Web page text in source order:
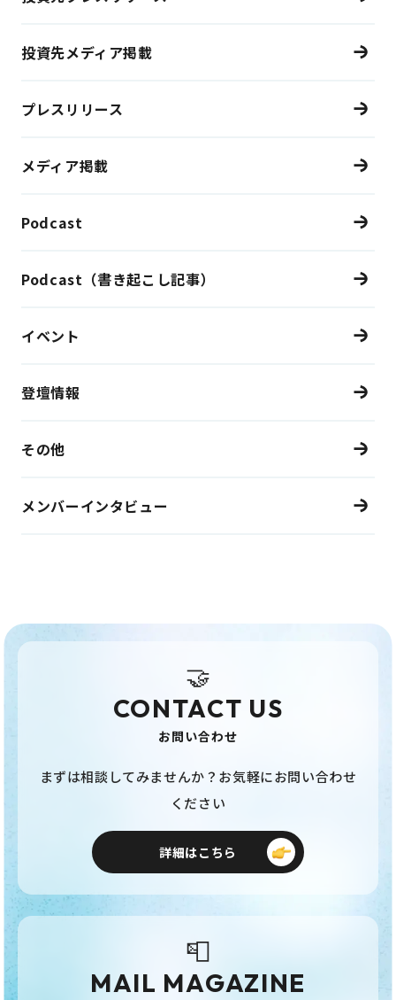
投資先メディア掲載
プレスリリース
メディア掲載
Podcast
Podcast（書き起こし記事）
イベント
登壇情報
その他
メンバーインタビュー
🤝
CONTACT US
お問い合わせ
まずは相談してみませんか？お気軽にお問い合わせ
ください
詳細はこちら
📮
MAIL MAGAZINE